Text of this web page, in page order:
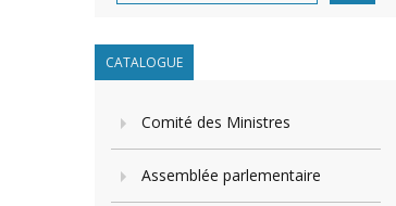
CATALOGUE
Comité des Ministres
Assemblée parlementaire